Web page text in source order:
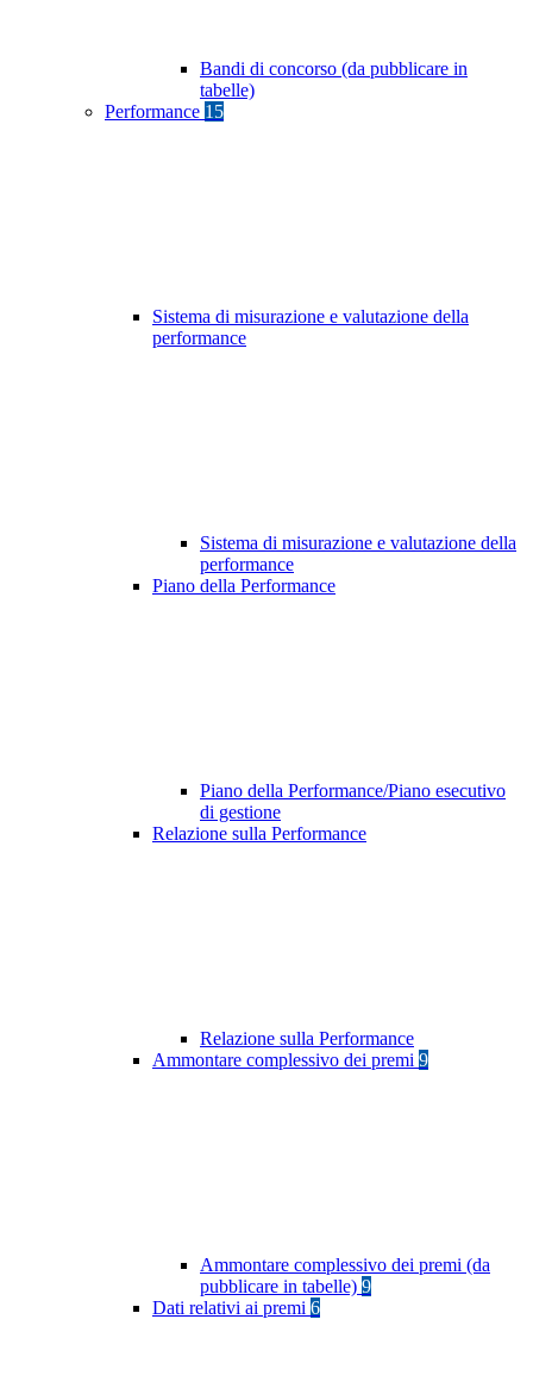
Bandi di concorso (da pubblicare in
tabelle)
Performance 15
Sistema di misurazione e valutazione della
performance
Sistema di misurazione e valutazione della
performance
Piano della Performance
Piano della Performance/Piano esecutivo
di gestione
Relazione sulla Performance
Relazione sulla Performance
Ammontare complessivo dei premi 9
Ammontare complessivo dei premi (da
pubblicare in tabelle) 9
Dati relativi ai premi 6